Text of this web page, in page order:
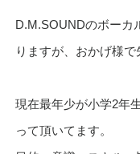
D.M.SOUNDのボーカ
りますが、おかげ様
現在最年少が小学2年
って頂いてます。